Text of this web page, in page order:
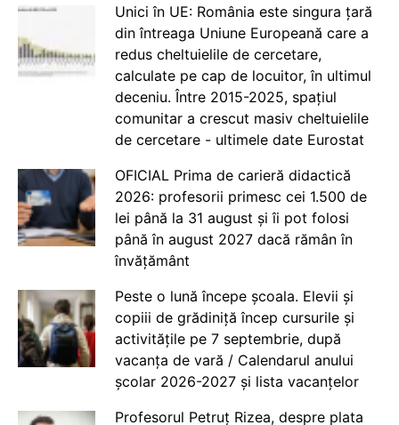
Unici în UE: România este singura țară
din întreaga Uniune Europeană care a
redus cheltuielile de cercetare,
calculate pe cap de locuitor, în ultimul
deceniu. Între 2015-2025, spațiul
comunitar a crescut masiv cheltuielile
de cercetare - ultimele date Eurostat
OFICIAL Prima de carieră didactică
2026: profesorii primesc cei 1.500 de
lei până la 31 august și îi pot folosi
până în august 2027 dacă rămân în
învățământ
Peste o lună începe școala. Elevii și
copiii de grădiniță încep cursurile și
activitățile pe 7 septembrie, după
vacanța de vară / Calendarul anului
școlar 2026-2027 și lista vacanțelor
Profesorul Petruț Rizea, despre plata